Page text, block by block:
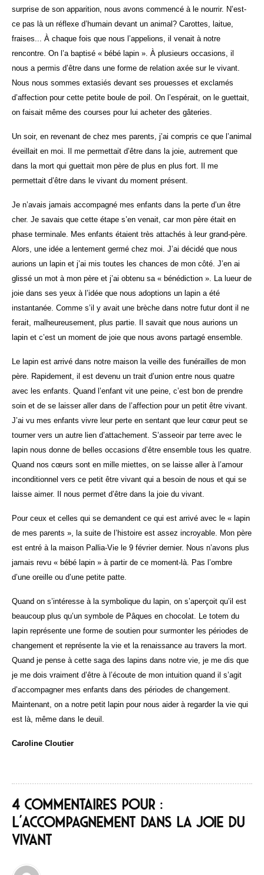
surprise de son apparition, nous avons commencé à le nourrir. N’est-
ce pas là un réflexe d’humain devant un animal? Carottes, laitue,
fraises... À chaque fois que nous l’appelions, il venait à notre
rencontre. On l’a baptisé « bébé lapin ». À plusieurs occasions, il
nous a permis d’être dans une forme de relation axée sur le vivant.
Nous nous sommes extasiés devant ses prouesses et exclamés
d’affection pour cette petite boule de poil. On l’espérait, on le guettait,
on faisait même des courses pour lui acheter des gâteries.
Un soir, en revenant de chez mes parents, j’ai compris ce que l’animal
éveillait en moi. Il me permettait d’être dans la joie, autrement que
dans la mort qui guettait mon père de plus en plus fort. Il me
permettait d’être dans le vivant du moment présent.
Je n’avais jamais accompagné mes enfants dans la perte d’un être
cher. Je savais que cette étape s’en venait, car mon père était en
phase terminale. Mes enfants étaient très attachés à leur grand-père.
Alors, une idée a lentement germé chez moi. J’ai décidé que nous
aurions un lapin et j’ai mis toutes les chances de mon côté. J’en ai
glissé un mot à mon père et j’ai obtenu sa « bénédiction ». La lueur de
joie dans ses yeux à l’idée que nous adoptions un lapin a été
instantanée. Comme s’il y avait une brèche dans notre futur dont il ne
ferait, malheureusement, plus partie. Il savait que nous aurions un
lapin et c’est un moment de joie que nous avons partagé ensemble.
Le lapin est arrivé dans notre maison la veille des funérailles de mon
père. Rapidement, il est devenu un trait d’union entre nous quatre
avec les enfants. Quand l’enfant vit une peine, c’est bon de prendre
soin et de se laisser aller dans de l’affection pour un petit être vivant.
J’ai vu mes enfants vivre leur perte en sentant que leur cœur peut se
tourner vers un autre lien d’attachement. S’asseoir par terre avec le
lapin nous donne de belles occasions d’être ensemble tous les quatre.
Quand nos cœurs sont en mille miettes, on se laisse aller à l’amour
inconditionnel vers ce petit être vivant qui a besoin de nous et qui se
laisse aimer. Il nous permet d’être dans la joie du vivant.
Pour ceux et celles qui se demandent ce qui est arrivé avec le « lapin
de mes parents », la suite de l’histoire est assez incroyable. Mon père
est entré à la maison Pallia-Vie le 9 février dernier. Nous n’avons plus
jamais revu « bébé lapin » à partir de ce moment-là. Pas l’ombre
d’une oreille ou d’une petite patte.
Quand on s’intéresse à la symbolique du lapin, on s’aperçoit qu’il est
beaucoup plus qu’un symbole de Pâques en chocolat. Le totem du
lapin représente une forme de soutien pour surmonter les périodes de
changement et représente la vie et la renaissance au travers la mort.
Quand je pense à cette saga des lapins dans notre vie, je me dis que
je me dois vraiment d’être à l’écoute de mon intuition quand il s’agit
d’accompagner mes enfants dans des périodes de changement.
Maintenant, on a notre petit lapin pour nous aider à regarder la vie qui
est là, même dans le deuil.
Caroline Cloutier
4 commentaires pour :
L’accompagnement dans la joie du
vivant